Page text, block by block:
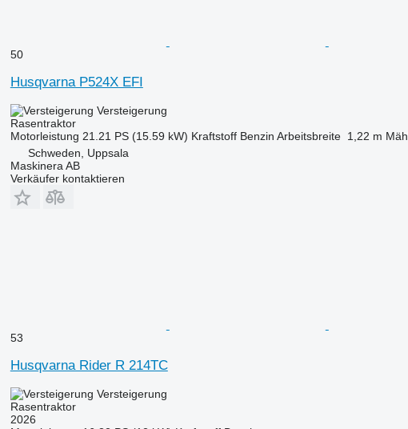
50
Husqvarna P524X EFI
Versteigerung
Rasentraktor
Motorleistung 21.21 PS (15.59 kW) Kraftstoff Benzin Arbeitsbreite 1,22 m
Schweden, Uppsala
Maskinera AB
Verkäufer kontaktieren
53
Husqvarna Rider R 214TC
Versteigerung
Rasentraktor
2026